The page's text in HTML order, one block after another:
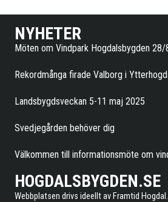
NYHETER
Möten om Vindpark Hogdalsbygden
Rekordmånga firade Valborg i
Landsbygdsveckan 5-11 maj 2025
Svedjegården behöver dig
Välkommen till informationsmöte om
HOGDALSBYGDEN.SE
Webbplatsen drivs ideellt av Framtid